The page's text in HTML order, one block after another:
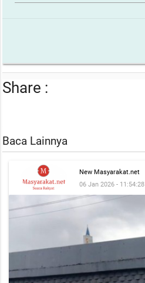
Share :
Baca Lainnya
New Masyarakat.net
06 Jan 2026 - 11:54:28